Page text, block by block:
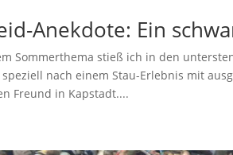
Anekdote: Ein
Sommerthema stieß ich in den
nach einem Stau-Erlebnis mit
Freund in Kapstadt....